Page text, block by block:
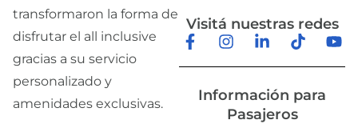
transformaron la forma de
disfrutar el all inclusive
gracias a su servicio
personalizado y
amenidades exclusivas.
Visitá nuestras redes
Información para
Pasajeros